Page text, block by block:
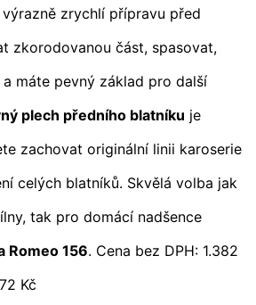
zrychlí přípravu před
zkorodovanou část, spasovat,
máte pevný základ pro další
plech předního blatníku je
zachovat originální linii karoserie
celých blatníků. Skvělá volba jak
tak pro domácí nadšence
Romeo 156. Cena bez DPH: 1.382
Kč